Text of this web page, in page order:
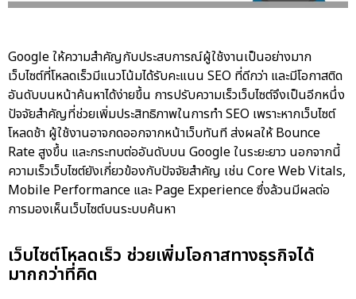
Google ให้ความสำคัญกับประสบการณ์ผู้ใช้งานเป็นอย่างมาก
เว็บไซต์ที่โหลดเร็วมีแนวโน้มได้รับคะแนน SEO ที่ดีกว่า และมีโอกาสติด
อันดับบนหน้าค้นหาได้ง่ายขึ้น การปรับความเร็วเว็บไซต์จึงเป็นอีกหนึ่ง
ปัจจัยสำคัญที่ช่วยเพิ่มประสิทธิภาพในการทำ SEO เพราะหากเว็บไซต์
โหลดช้า ผู้ใช้งานอาจกดออกจากหน้าเว็บทันที ส่งผลให้ Bounce
Rate สูงขึ้น และกระทบต่ออันดับบน Google ในระยะยาว นอกจากนี้
ความเร็วเว็บไซต์ยังเกี่ยวข้องกับปัจจัยสำคัญ เช่น Core Web Vitals,
Mobile Performance และ Page Experience ซึ่งล้วนมีผลต่อ
การมองเห็นเว็บไซต์บนระบบค้นหา
เว็บไซต์โหลดเร็ว ช่วยเพิ่มโอกาสทางธุรกิจได้
มากกว่าที่คิด